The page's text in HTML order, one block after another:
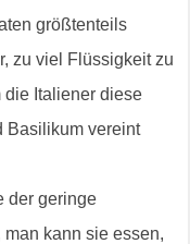
größtenteils
zu viel Flüssigkeit zu
die Italiener diese
Basilikum vereint
der geringe
kann sie essen,